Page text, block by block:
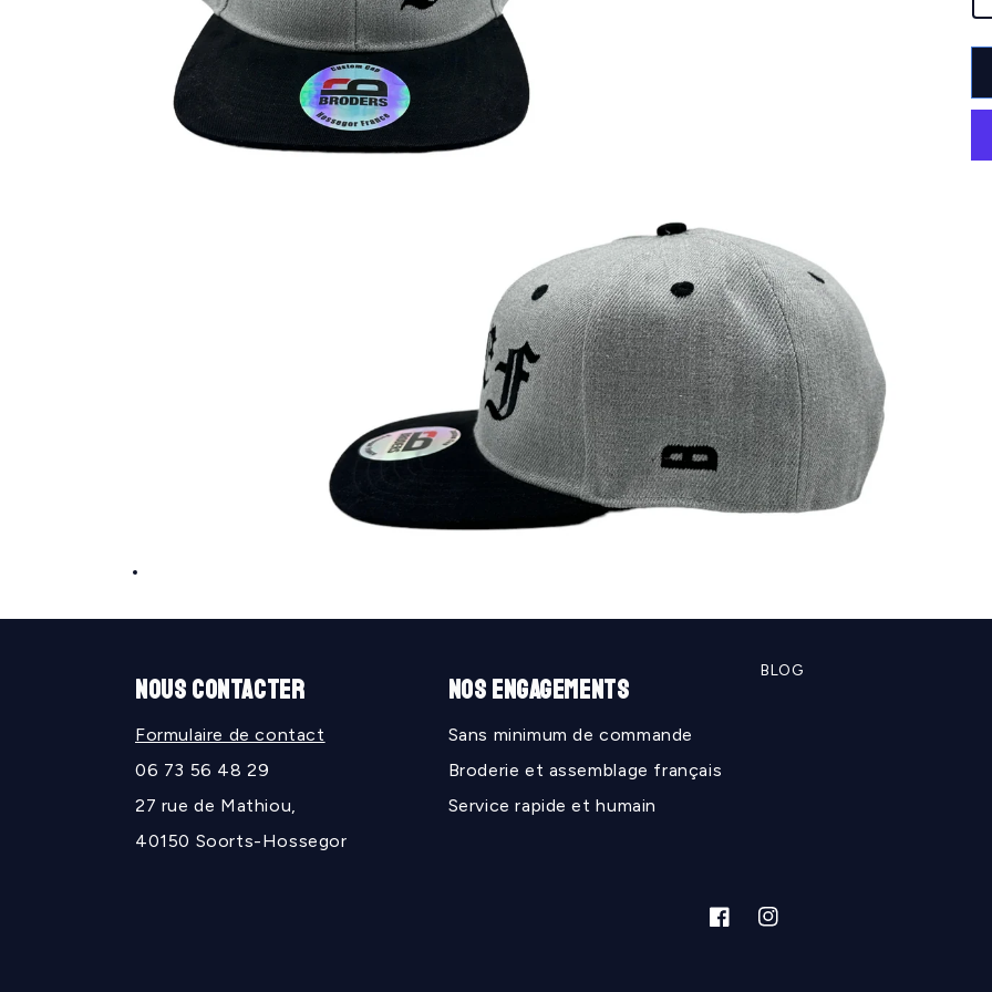
média
fenêtre
modale
NOUS CONTACTER
Formulaire de contact
06 73 56 48 29
27 rue de Mathiou,
40150 Soorts-Hossegor
NOS ENGAGEMENTS
Sans minimum de commande
Broderie et assemblage français
Service rapide et humain
BLOG
FacebookInstagram